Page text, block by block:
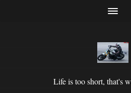
Life is too short, that's